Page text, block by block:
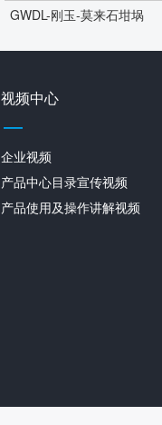
GWDL-刚玉-莫来石坩埚
视频中心
企业视频
产品中心目录宣传视频
产品使用及操作讲解视频